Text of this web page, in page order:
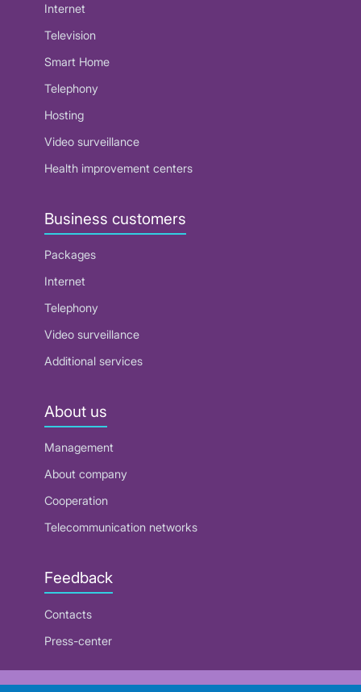
Internet
Television
Smart Home
Telephony
Hosting
Video surveillance
Health improvement centers
Business customers
Packages
Internet
Telephony
Video surveillance
Additional services
About us
Management
About company
Cooperation
Telecommunication networks
Feedback
Contacts
Press-center